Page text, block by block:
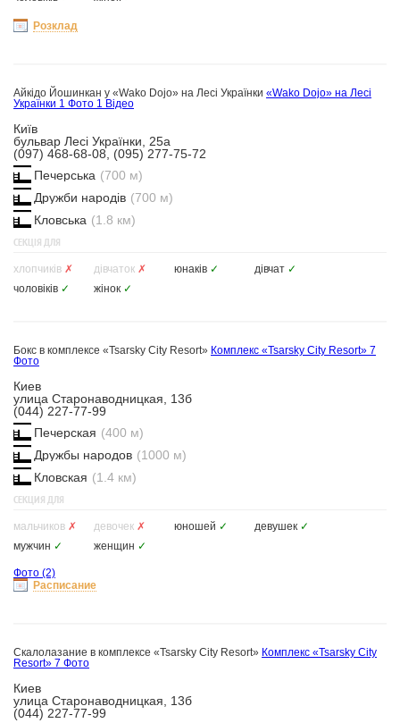
Розклад
Айкідо Йошинкан у «Wako Dojo» на Лесі Українки «Wako Dojo» на Лесі
Українки 1 Фото 1 Відео
Київ
бульвар Лесі Українки, 25а
(097) 468-68-08, (095) 277-75-72
Печерська (700 м)
Дружби народів (700 м)
Кловська (1.8 км)
СЕКЦІЯ ДЛЯ
хлопчиків ✗ дівчаток ✗ юнаків ✓ дівчат ✓
чоловіків ✓ жінок ✓
Бокс в комплексе «Tsarsky City Resort» Комплекс «Tsarsky City Resort» 7
Фото
Киев
улица Старонаводницкая, 13б
(044) 227-77-99
Печерская (400 м)
Дружбы народов (1000 м)
Кловская (1.4 км)
СЕКЦИЯ ДЛЯ
мальчиков ✗ девочек ✗ юношей ✓ девушек ✓
мужчин ✓ женщин ✓
Фото (2)
Расписание
Скалолазание в комплексе «Tsarsky City Resort» Комплекс «Tsarsky City
Resort» 7 Фото
Киев
улица Старонаводницкая, 13б
(044) 227-77-99